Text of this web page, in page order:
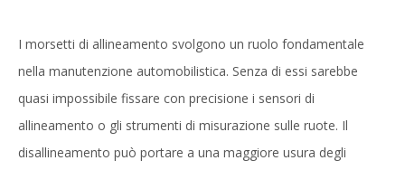
I morsetti di allineamento svolgono un ruolo fondamentale
nella manutenzione automobilistica. Senza di essi sarebbe
quasi impossibile fissare con precisione i sensori di
allineamento o gli strumenti di misurazione sulle ruote. Il
disallineamento può portare a una maggiore usura degli